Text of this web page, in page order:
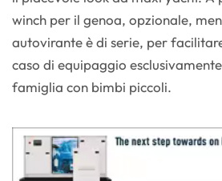
winch per il genoa, opzionale,
autovirante è di serie, per
caso di equipaggio
famiglia con bimbi piccoli.